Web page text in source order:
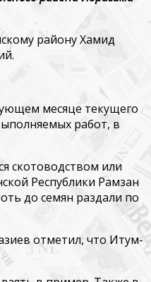
району Хамид
месяце текущего
работ, в
скотоводством или
Республики Рамзан
до семян раздали по
отметил, что Итум-